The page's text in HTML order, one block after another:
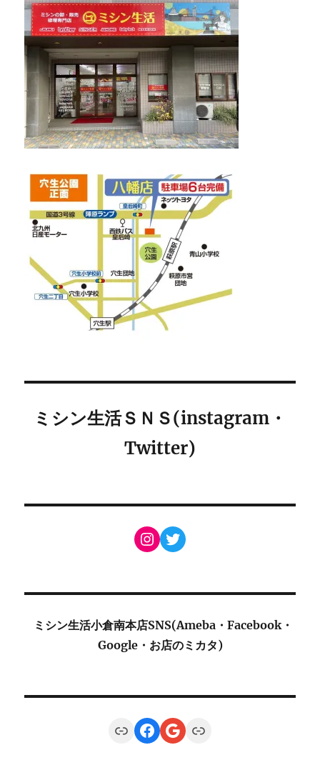
ミシン生活ＳＮＳ(instagram・
Twitter)
Instagram
Twitter
ミシン生活小倉南本店SNS(Ameba・Facebook・
Google・お店のミカタ)
LinkFacebook
Google
Link